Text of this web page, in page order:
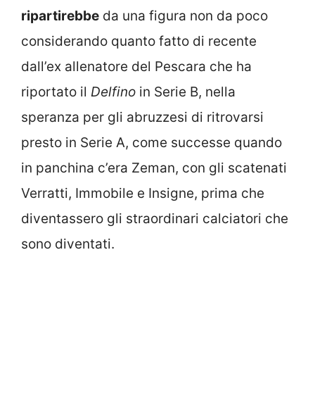
ripartirebbe da una figura non da poco
considerando quanto fatto di recente
dall’ex allenatore del Pescara che ha
riportato il Delfino in Serie B, nella
speranza per gli abruzzesi di ritrovarsi
presto in Serie A, come successe quando
in panchina c’era Zeman, con gli scatenati
Verratti, Immobile e Insigne, prima che
diventassero gli straordinari calciatori che
sono diventati.